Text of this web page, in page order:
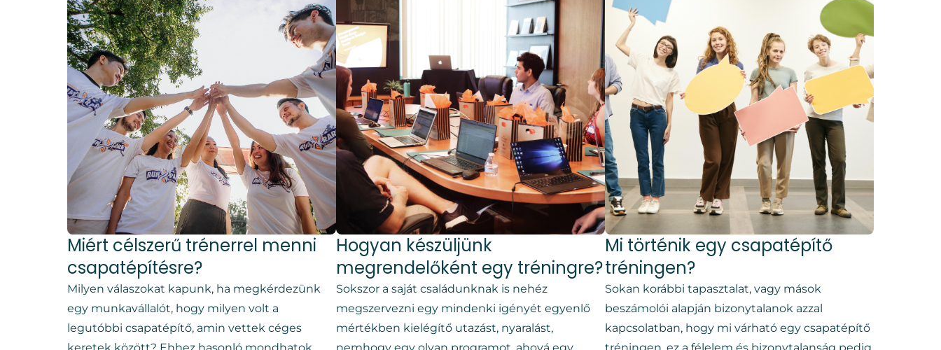
Miért célszerű trénerrel menni
csapatépítésre?
Milyen válaszokat kapunk, ha megkérdezünk
egy munkavállalót, hogy milyen volt a
legutóbbi csapatépítő, amin vettek céges
Hogyan készüljünk
megrendelőként egy tréningre?
Sokszor a saját családunknak is nehéz
megszervezni egy mindenki igényét egyenlő
mértékben kielégítő utazást, nyaralást,
Mi történik egy csapatépítő
tréningen?
Sokan korábbi tapasztalat, vagy mások
beszámolói alapján bizonytalanok azzal
kapcsolatban, hogy mi várható egy csapatépítő